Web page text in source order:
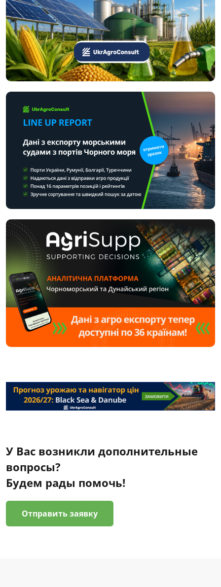
У Вас возникли дополнительные
вопросы?
Будем рады помочь!
Отправить заявку